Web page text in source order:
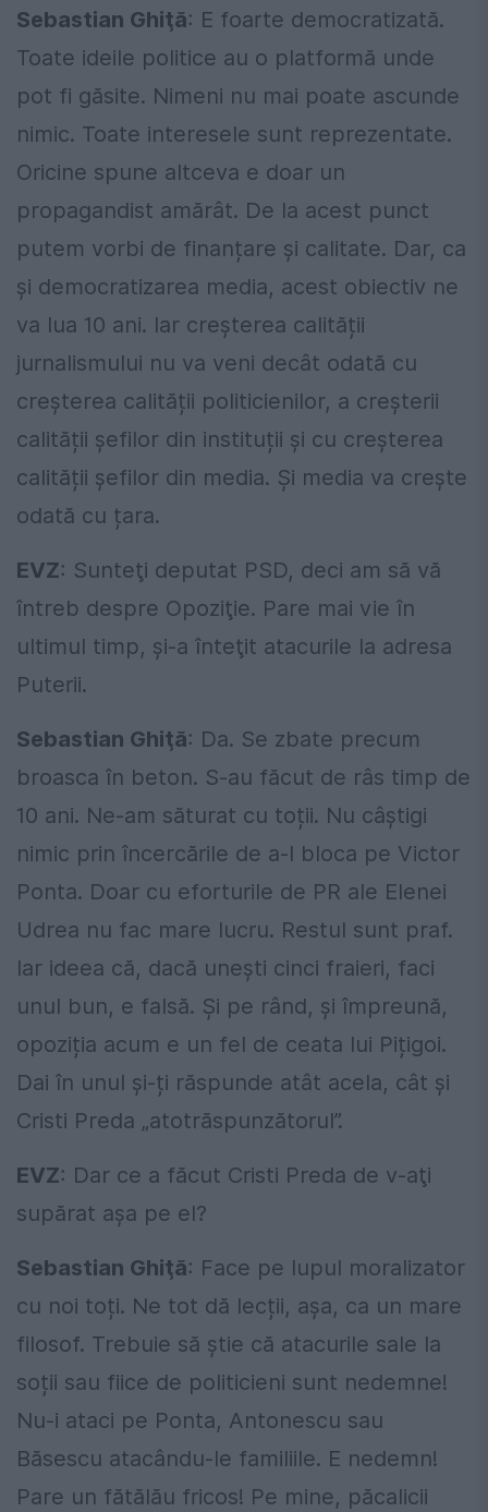
Sebastian Ghiţă: E foarte democratizată.
Toate ideile politice au o platformă unde
pot fi găsite. Nimeni nu mai poate ascunde
nimic. Toate interesele sunt reprezentate.
Oricine spune altceva e doar un
propagandist amărât. De la acest punct
putem vorbi de finanțare și calitate. Dar, ca
și democratizarea media, acest obiectiv ne
va lua 10 ani. Iar creșterea calității
jurnalismului nu va veni decât odată cu
creșterea calității politicienilor, a creșterii
calității șefilor din instituții și cu creșterea
calității șefilor din media. Și media va crește
odată cu țara.
EVZ: Sunteţi deputat PSD, deci am să vă
întreb despre Opoziţie. Pare mai vie în
ultimul timp, şi-a înteţit atacurile la adresa
Puterii.
Sebastian Ghiţă: Da. Se zbate precum
broasca în beton. S-au făcut de râs timp de
10 ani. Ne-am săturat cu toții. Nu câștigi
nimic prin încercările de a-l bloca pe Victor
Ponta. Doar cu eforturile de PR ale Elenei
Udrea nu fac mare lucru. Restul sunt praf.
Iar ideea că, dacă unești cinci fraieri, faci
unul bun, e falsă. Și pe rând, și împreună,
opoziția acum e un fel de ceata lui Pițigoi.
Dai în unul și-ți răspunde atât acela, cât și
Cristi Preda „atotrăspunzătorul”.
EVZ: Dar ce a făcut Cristi Preda de v-aţi
supărat aşa pe el?
Sebastian Ghiţă: Face pe lupul moralizator
cu noi toți. Ne tot dă lecții, așa, ca un mare
filosof. Trebuie să știe că atacurile sale la
soții sau fiice de politicieni sunt nedemne!
Nu-i ataci pe Ponta, Antonescu sau
Băsescu atacându-le familiile. E nedemn!
Pare un fătălău fricos! Pe mine, păcalicii